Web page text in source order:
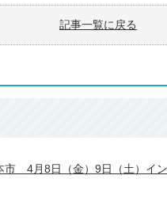
記事一覧に戻る
4月8日（金）9日（土）イ